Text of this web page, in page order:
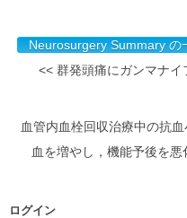
Neurosurgery Summary の
<< 群発頭痛にガンマナ
血管内血栓回収治療中の抗
血を増やし，機能予後を
ログイン